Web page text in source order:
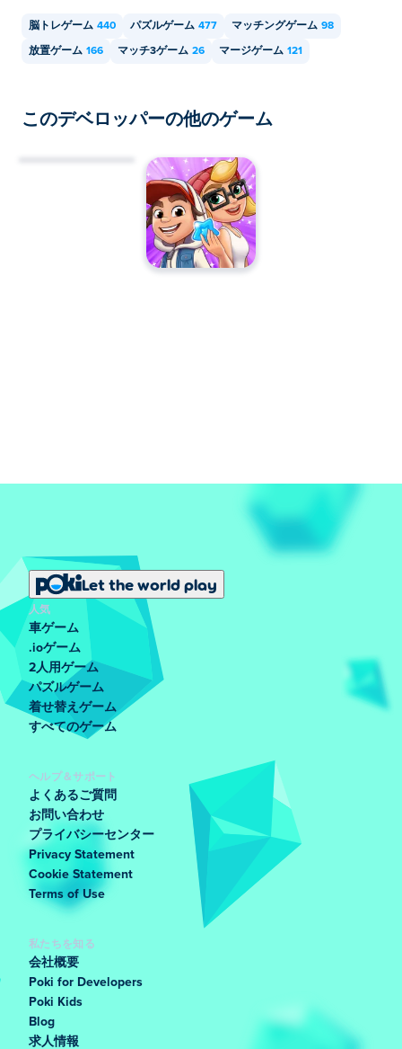
脳トレゲーム 440 パズルゲーム 477 マッチングゲーム 98
放置ゲーム 166 マッチ3ゲーム 26 マージゲーム 121
このデベロッパーの他のゲーム
Let the world play
人気
車ゲーム
.ioゲーム
2人用ゲーム
パズルゲーム
着せ替えゲーム
すべてのゲーム
ヘルプ＆サポート
よくあるご質問
お問い合わせ
プライバシーセンター
Privacy Statement
Cookie Statement
Terms of Use
私たちを知る
会社概要
Poki for Developers
Poki Kids
Blog
求人情報